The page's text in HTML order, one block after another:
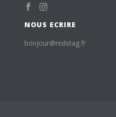
NOUS ECRIRE
bonjour@redstag.fr